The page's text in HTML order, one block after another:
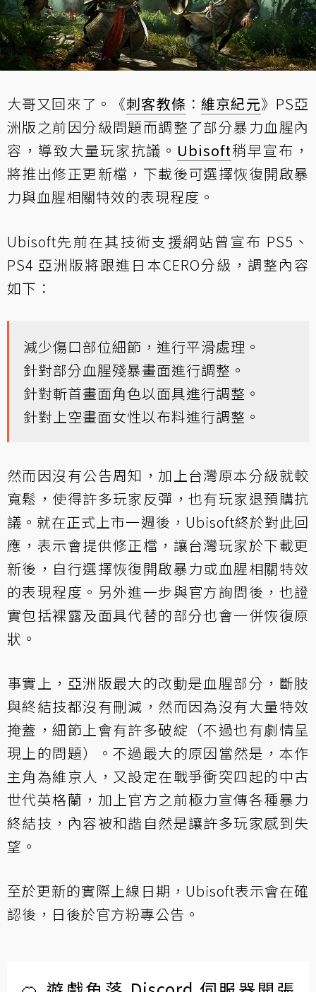
大哥又回來了。《刺客教條 ：維京紀元》PS亞
洲版之前因分級問題而調整了部分暴力血腥內
容 ，導致大量玩家抗議。 Ubisoft稍早宣布，
將推出修正更新檔，下載後可選擇恢復開啟暴
力與血腥相關特效的表現程度。
Ubisoft先前在其技術支援網站曾宣布 PS5、
PS4 亞洲版將跟進日本CERO分級，調整內容
如下：
減少傷口部位細節，進行平滑處理。
針對部分血腥殘暴畫面進行調整。
針對斬首畫面角色以面具進行調整。
針對上空畫面女性以布料進行調整。
然而因沒有公告周知，加上台灣原本分級就較
寬鬆，使得許多玩家反彈，也有玩家退預購抗
議。就在正式上市一週後， Ubisoft終於對此回
應 ，表示會提供修正檔，讓台灣玩家於下載更
新後，自行選擇恢復開啟暴力或血腥相關特效
的表現程度。另外進一步與官方詢問後，也證
實包括裸露及面具代替的部分也會一併恢復原
狀。
事實上，亞洲版最大的改動是血腥部分，斷肢
與終結技都沒有刪減，然而因為沒有大量特效
掩蓋，細節上會有許多破綻（不過也有劇情呈
現上的問題）。不過最大的原因當然是，本作
主角為維京人，又設定在戰爭衝突四起的中古
世代英格蘭，加上官方之前極力宣傳各種暴力
終結技，內容被和諧自然是讓許多玩家感到失
望。
至於更新的實際上線日期，Ubisoft表示會在確
認後，日後於官方粉專公告 。